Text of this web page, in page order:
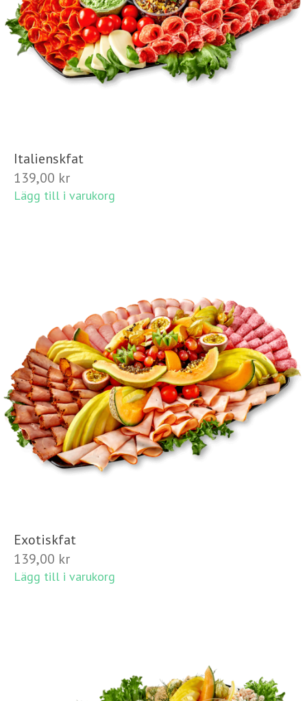
Italienskfat
139,00 kr
Lägg till i varukorg
Exotiskfat
139,00 kr
Lägg till i varukorg